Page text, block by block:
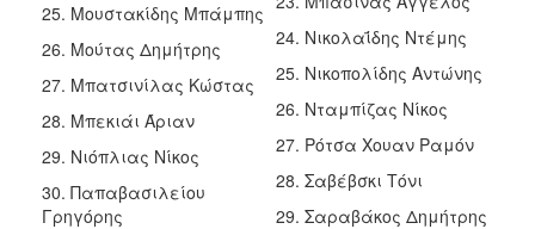
25. Μουστακίδης Μπάμπης
26. Μούτας Δημήτρης
27. Μπατσινίλας Κώστας
28. Μπεκιάι Άριαν
29. Νιόπλιας Νίκος
30. Παπαβασιλείου
Γρηγόρης
24. Νικολαΐδης Ντέμης
25. Νικοπολίδης Αντώνης
26. Νταμπίζας Νίκος
27. Ρότσα Χουαν Ραμόν
28. Σαβέβσκι Τόνι
29. Σαραβάκος Δημήτρης